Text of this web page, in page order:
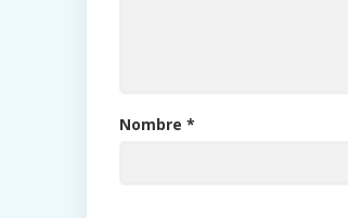
Nombre *